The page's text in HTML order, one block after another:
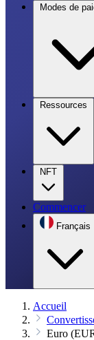
Modes de
Ressources
NFT
Commencer
Français
Accueil
Euro